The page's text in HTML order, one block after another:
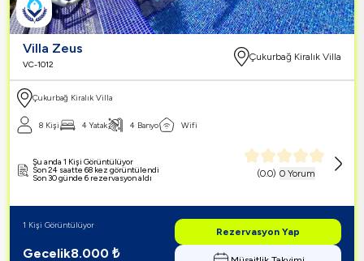
Villa Zeus
VC-1012
Çukurbağ Kiralık Villa
Çukurbağ Kiralık Villa
8 Kişi 4 Yatak 4 Banyo Wifi
(0.0) 0 Yorum
Şu anda 1 Kişi Görüntülüyor
Son 24 saatte 68 kez görüntülendi
Son 30 günde 6 rezervasyon aldı
Gecelik8.000 ₺
1 Kişi Görüntülüyor
Rezervasyon Yap